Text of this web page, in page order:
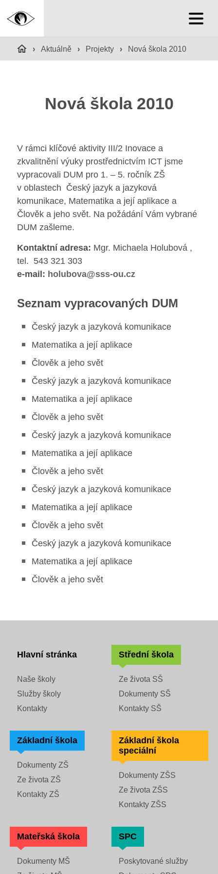
Služby školy
Internát
Péče o žáky
Prevence
Jídelna
Poradenské služby ve škole
Knihovna
O škole
Úřední vývěska
Jak to u nás vypadá
Historie školy
Boj proti korupci
Školská rada
Videor
Volná místa
Organizace školního roku
Fotky z akcí školy
Projekty
Kontakty
Obecné kontakty
Vedení školy
Střední škola
› Aktuálně › Projekty › Nová škola 2010
Nová škola 2010
V rámci klíčové aktivity III/2 Inovace a
zkvalitnění výuky prostřednictvím ICT jsme
vypracovali DUM pro 1. – 5. ročník ZŠ
v oblastech Český jazyk a jazyková
komunikace, Matematika a její aplikace a
Člověk a jeho svět. Na požádání Vám vybrané
DUM zašleme.
Kontaktní adresa: Mgr. Michaela Holubová ,
tel. 543 321 303
e-mail: holubova@sss-ou.cz
Seznam vypracovaných DUM
Český jazyk a jazyková komunikace
Matematika a její aplikace
Člověk a jeho svět
Český jazyk a jazyková komunikace
Matematika a její aplikace
Člověk a jeho svět
Český jazyk a jazyková komunikace
Matematika a její aplikace
Člověk a jeho svět
Český jazyk a jazyková komunikace
Matematika a její aplikace
Člověk a jeho svět
Český jazyk a jazyková komunikace
Matematika a její aplikace
Člověk a jeho svět
Hlavní stránka
Naše školy
Služby školy
Kontakty
Střední škola
Ze života SŠ
Dokumenty SŠ
Kontakty SŠ
Základní škola
Dokumenty ZŠ
Ze života ZŠ
Kontakty ZŠ
Základní škola
speciální
Dokumenty ZŠS
Ze života ZŠS
Kontakty ZŠS
Mateřská škola
Dokumenty MŠ
SPC
Poskytované služby